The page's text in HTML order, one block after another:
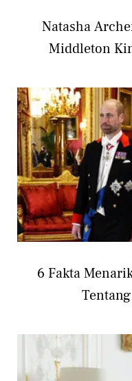
Natasha
Middleton
6 Fakta